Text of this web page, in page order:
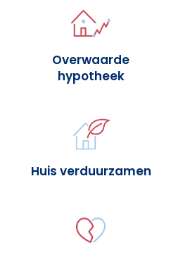
Overwaarde
hypotheek
Huis verduurzamen